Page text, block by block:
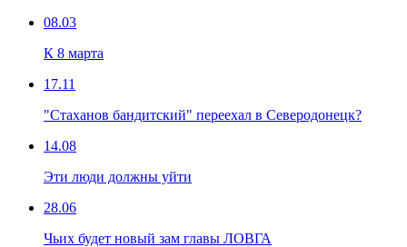
08.03
К 8 марта
17.11
"Стаханов бандитский" переехал в Северодонецк?
14.08
Эти люди должны уйти
28.06
Чьих будет новый зам главы ЛОВГА